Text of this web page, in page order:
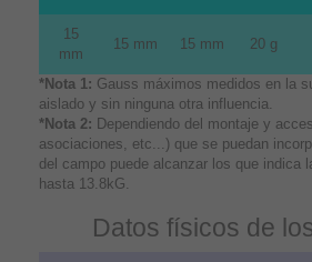
15
mm
15 mm 15 mm 20 g
*Nota 1: Gauss máximos medidos en la
aislado y sin ninguna otra influencia.
*Nota 2: Dependiendo del montaje y
asociaciones, etc...) que se puedan
del campo puede alcanzar los que indica
hasta 13.8kG.
Datos físicos de